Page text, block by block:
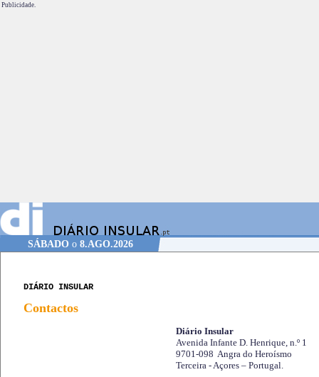
Publicidade.
SÁBADOo 8.AGO.2026
DIÁRIO INSULAR
Contactos
Diário Insular
Avenida Infante D. Henrique, n.º 1
9701-098 Angra do Heroísmo
Terceira - Açores – Portugal.